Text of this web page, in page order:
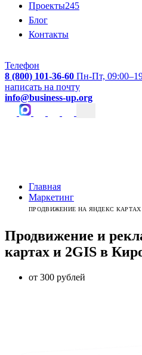
Проекты245
Блог
Контакты
Телефон
8 (800) 101-36-60 Пн-Пт,
написать на почту
info@business-up.org
Главная
Маркетинг
ПРОДВИЖЕНИЕ НА ЯНДЕКС КАРТАХ
Продвижение и
картах и 2GIS в
от 300 рублей